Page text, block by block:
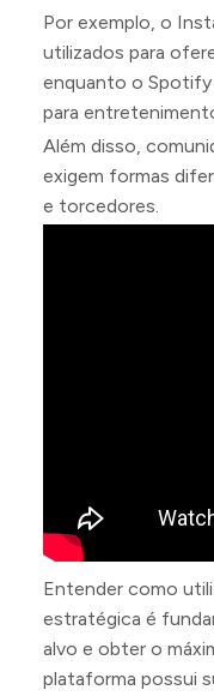
Por exemplo, o
utilizados para
enquanto o Spotify
para
Além disso,
exigem formas
e torcedores.
Entender como
estratégica é
alvo e obter o
plataforma possui